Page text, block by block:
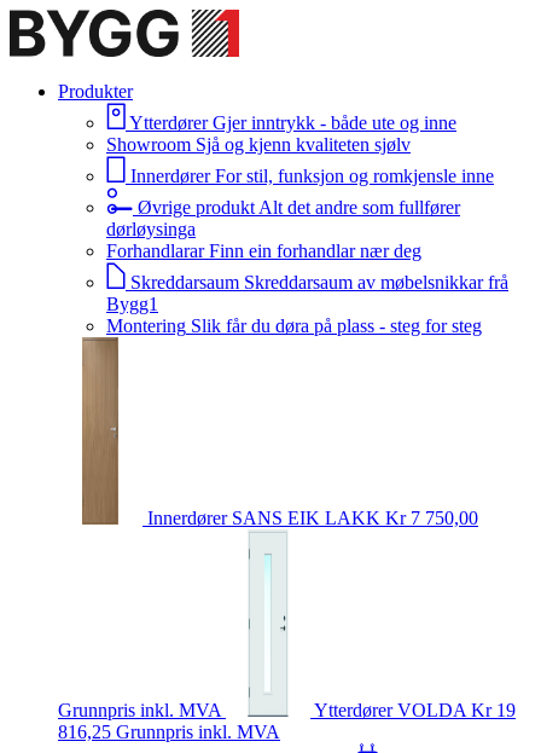
Produkter
Ytterdører Gjer inntrykk - både ute og inne
Showroom Sjå og kjenn kvaliteten sjølv
Innerdører For stil, funksjon og romkjensle inne
Øvrige produkt Alt det andre som fullfører
dørløysinga
Forhandlarar Finn ein forhandlar nær deg
Skreddarsaum Skreddarsaum av møbelsnikkar frå
Bygg1
Montering Slik får du døra på plass - steg for steg
Innerdører SANS EIK LAKK Kr 7 750,00
Grunnpris inkl. MVA YtterdørerVOLDA Kr 19
816,25 Grunnpris inkl. MVA